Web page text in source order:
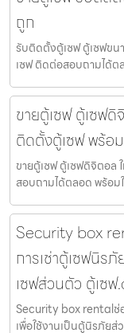
ถูก
รับติดตั้งตู้เซฟ ตู้เซฟขน
เซฟ ติดต่อสอบถามได้ต
ขายตู้เซฟ ตู้เซฟ
ติดตั้งตู้เซฟ พร้อ
ขายตู้เซฟ ตู้เซฟดิจิตอล
สอบถามได้ตลอด พร้อม
Security box
การเช่าตู้เซฟนิร
เซฟส่วนตัว ตู้เซ
Security box rentalช่
เพื่อใช้งานเป็นตู้นิรภัย